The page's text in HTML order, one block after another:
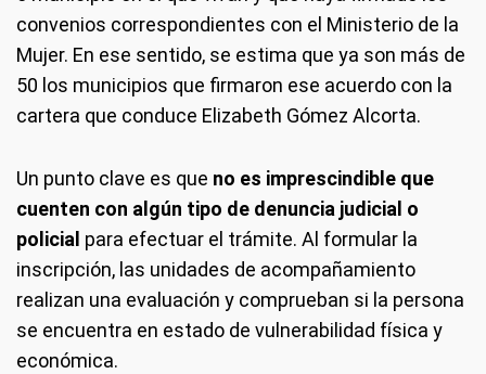
convenios correspondientes con el Ministerio de la
Mujer. En ese sentido, se estima que ya son más de
50 los municipios que firmaron ese acuerdo con la
cartera que conduce Elizabeth Gómez Alcorta.
Un punto clave es que no es imprescindible que
cuenten con algún tipo de denuncia judicial o
policial para efectuar el trámite. Al formular la
inscripción, las unidades de acompañamiento
realizan una evaluación y comprueban si la persona
se encuentra en estado de vulnerabilidad física y
económica.